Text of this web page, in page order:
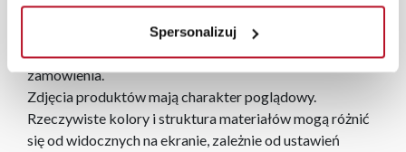
Spersonalizuj
wynosi do 5 dni roboczych, również na terenie całego
kraju. Wszystkie zamówienia powyżej 1000 zł
dostarczamy gratis niezależnie od miejsca złożenia
zamówienia.
Zdjęcia produktów mają charakter poglądowy.
Rzeczywiste kolory i struktura materiałów mogą różnić
się od widocznych na ekranie, zależnie od ustawień